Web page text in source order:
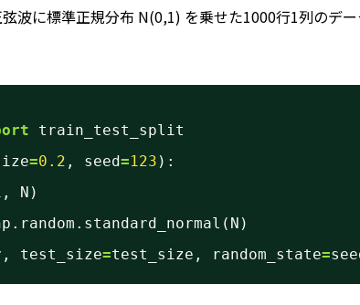
波に標準正規分布 N(0,1) を乗せた1000行1列のデ
train_test_split
=0.2 , seed=123 ):
N)
test_size=test_size, random_state=